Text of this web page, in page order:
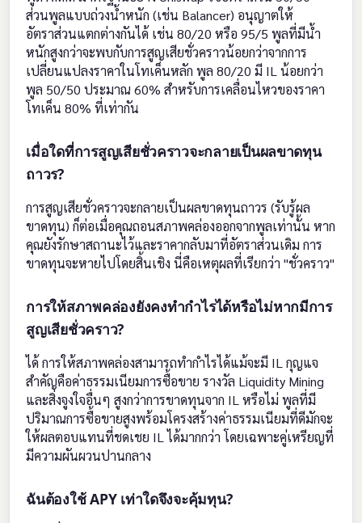
ส่วนพูลแบบถ่วงน้ำหนัก (เช่น Balancer) อนุญาตให้
อัตราส่วนแตกต่างกันได้ เช่น 80/20 หรือ 95/5 พูลที่มีน้ำ
หนักสูงกว่าจะพบกับการสูญเสียชั่วคราวน้อยกว่าจากการ
เปลี่ยนแปลงราคาในโทเค็นหลัก พูล 80/20 มี IL น้อยกว่า
พูล 50/50 ประมาณ 60% สำหรับการเคลื่อนไหวของราคา
โทเค็น 80% ที่เท่ากัน
เมื่อใดที่การสูญเสียชั่วคราวจะกลายเป็นผลขาดทุน
ถาวร?
การสูญเสียชั่วคราวจะกลายเป็นผลขาดทุนถาวร (รับรู้ผล
ขาดทุน) ก็ต่อเมื่อคุณถอนสภาพคล่องออกจากพูลเท่านั้น หาก
คุณยังรักษาสถานะไว้และราคากลับมาที่อัตราส่วนเดิม การ
ขาดทุนจะหายไปโดยสิ้นเชิง นี่คือเหตุผลที่เรียกว่า "ชั่วคราว"
การให้สภาพคล่องยังคงทำกำไรได้หรือไม่หากมีการ
สูญเสียชั่วคราว?
ได้ การให้สภาพคล่องสามารถทำกำไรได้แม้จะมี IL กุญแจ
สำคัญคือค่าธรรมเนียมการซื้อขาย รางวัล Liquidity Mining
และสิ่งจูงใจอื่นๆ สูงกว่าการขาดทุนจาก IL หรือไม่ พูลที่มี
ปริมาณการซื้อขายสูงพร้อมโครงสร้างค่าธรรมเนียมที่ดีมักจะ
ให้ผลตอบแทนที่ชดเชย IL ได้มากกว่า โดยเฉพาะคู่เหรียญที่
มีความผันผวนปานกลาง
ฉันต้องใช้ APY เท่าใดจึงจะคุ้มทุน?